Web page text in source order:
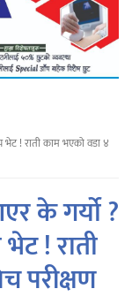
भेट ! राती काम भएको वडा ४
के गर्यो ?
! राती
परीक्षण